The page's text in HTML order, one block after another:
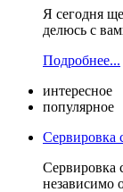
Я сегодня
делюсь с
Подробнее...
интересное
популярное
Сервировка
Сервировка
независимо